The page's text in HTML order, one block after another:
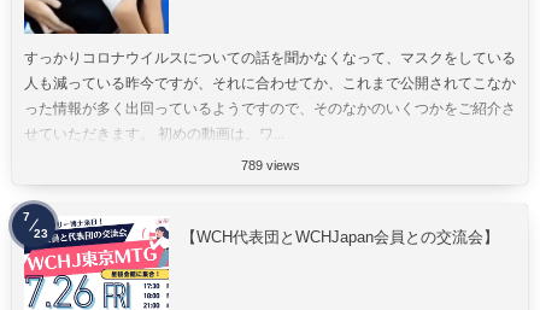
すっかりコロナウイルスについての話を聞かなくなって、マスクをしている
人も減っている昨今ですが、それに合わせてか、これまで公開されてこなか
った情報が多く出回っているようですので、そのなかのいくつかをご紹介さ
せていただきます。 初めの動画は、ワ...
789 views
【WCH代表団とWCHJapan会員との交流会】
7
23